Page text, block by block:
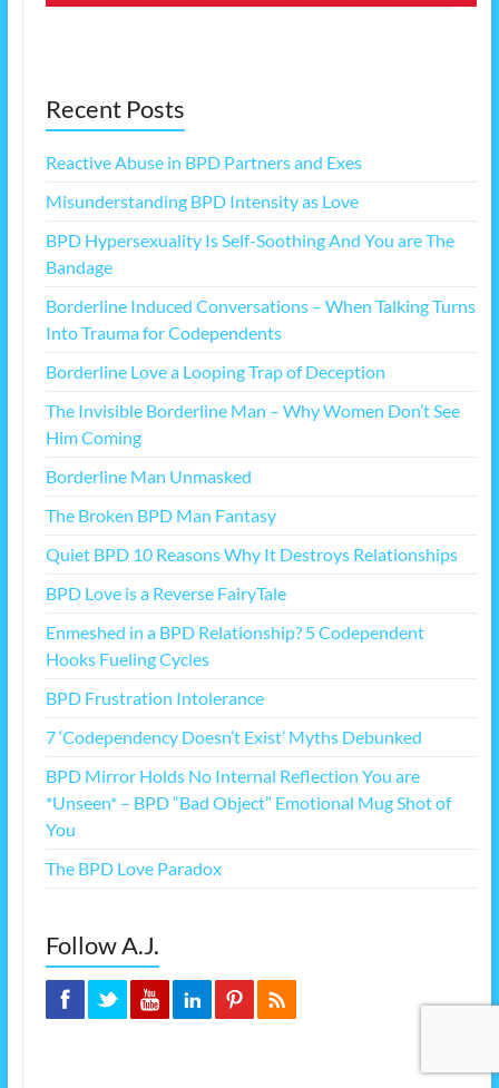
Recent Posts
Reactive Abuse in BPD Partners and Exes
Misunderstanding BPD Intensity as Love
BPD Hypersexuality Is Self-Soothing And You are The
Bandage
Borderline Induced Conversations – When Talking Turns
Into Trauma for Codependents
Borderline Love a Looping Trap of Deception
The Invisible Borderline Man – Why Women Don’t See
Him Coming
Borderline Man Unmasked
The Broken BPD Man Fantasy
Quiet BPD 10 Reasons Why It Destroys Relationships
BPD Love is a Reverse FairyTale
Enmeshed in a BPD Relationship? 5 Codependent
Hooks Fueling Cycles
BPD Frustration Intolerance
7 ‘Codependency Doesn’t Exist’ Myths Debunked
BPD Mirror Holds No Internal Reflection You are
*Unseen* – BPD “Bad Object” Emotional Mug Shot of
You
The BPD Love Paradox
Follow A.J.